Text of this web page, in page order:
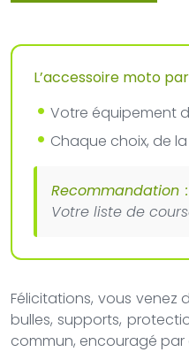
L’accessoire moto
Votre équipement
Chaque choix, de
Recommandation :
Votre liste de
Félicitations, vous venez
bulles, supports,
commun, encouragé par